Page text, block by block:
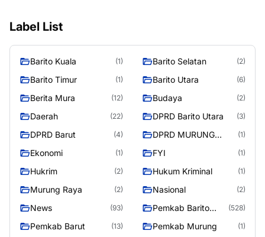
Label List
Barito Kuala (1) Barito Selatan (2)
Barito Timur (1) Barito Utara (6)
Berita Mura (12) Budaya (2)
Daerah (22) DPRD Barito Utara (3)
DPRD Barut (4)
DPRD MURUNG
(1)
Ekonomi (1) FYI (1)
Hukrim (2) Hukum Kriminal (1)
Murung Raya (2) Nasional (2)
News (93)
Pemkab Barito
(528)
Pemkab Barut (13) Pemkab Murung (1)